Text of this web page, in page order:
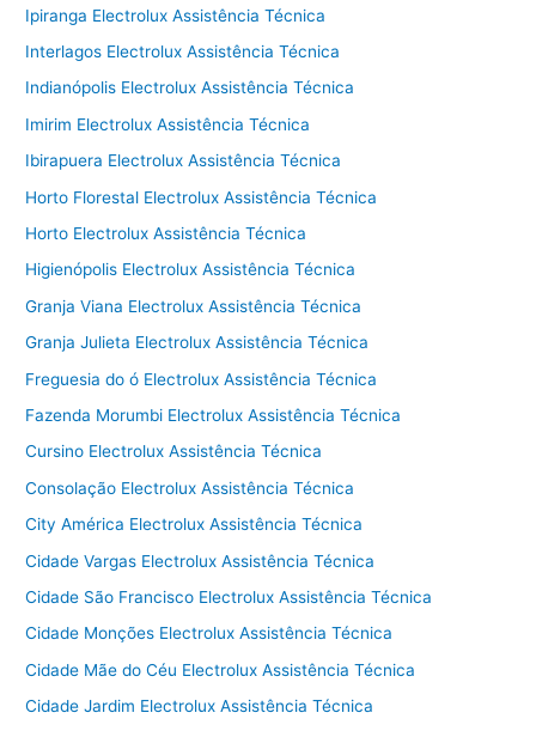
Ipiranga Electrolux Assistência Técnica
Interlagos Electrolux Assistência Técnica
Indianópolis Electrolux Assistência Técnica
Imirim Electrolux Assistência Técnica
Ibirapuera Electrolux Assistência Técnica
Horto Florestal Electrolux Assistência Técnica
Horto Electrolux Assistência Técnica
Higienópolis Electrolux Assistência Técnica
Granja Viana Electrolux Assistência Técnica
Granja Julieta Electrolux Assistência Técnica
Freguesia do ó Electrolux Assistência Técnica
Fazenda Morumbi Electrolux Assistência Técnica
Cursino Electrolux Assistência Técnica
Consolação Electrolux Assistência Técnica
City América Electrolux Assistência Técnica
Cidade Vargas Electrolux Assistência Técnica
Cidade São Francisco Electrolux Assistência Técnica
Cidade Monções Electrolux Assistência Técnica
Cidade Mãe do Céu Electrolux Assistência Técnica
Cidade Jardim Electrolux Assistência Técnica